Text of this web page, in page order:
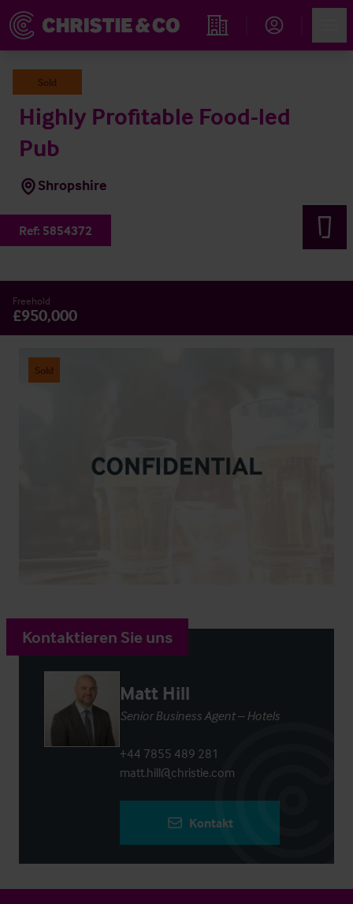
Immobiliensuche
Sold
Highly Profitable Food-led
Pub
Shropshire
Ref: 5854372
Freehold
£950,000
Sold
Kontaktieren Sie uns
Matt Hill
Senior Business Agent – Hotels
+44 7855 489 281
matt.hill@christie.com
Kontakt